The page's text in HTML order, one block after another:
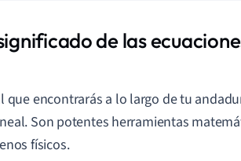
de las
encontrarás a lo largo de tu
Son potentes herramientas
físicos.